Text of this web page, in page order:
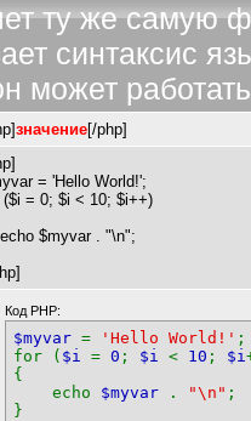
ту же самую
синтаксис
может
значение[/php]
= 'Hello World!';
($i = 0; $i < 10; $i++)
$myvar . "\n";
Код PHP:
$myvar = 'Hello World!' ;
for ( $i = 0 ; $i < 10 ; $i
{
echo $myvar . "\n" ;
}